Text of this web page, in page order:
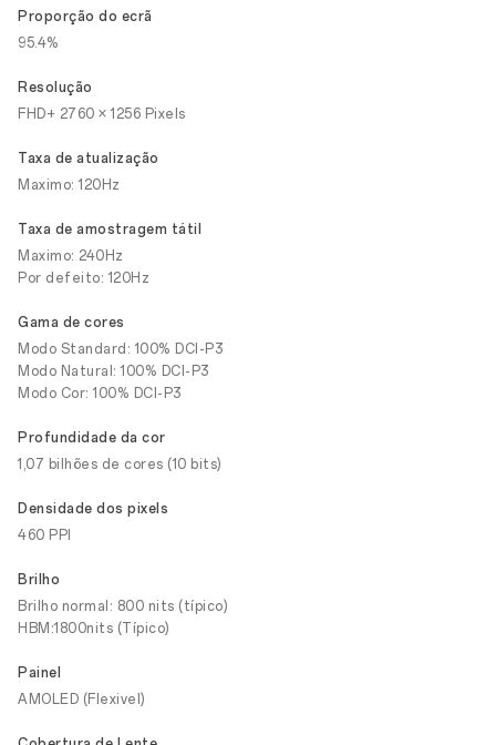
Proporção do ecrã
95.4%
Resolução
FHD+ 2760 × 1256 Pixels
Taxa de atualização
Maximo: 120Hz
Taxa de amostragem tátil
Maximo: 240Hz
Por defeito: 120Hz
Gama de cores
Modo Standard: 100% DCI-P3
Modo Natural: 100% DCI-P3
Modo Cor: 100% DCI-P3
Profundidade da cor
1,07 bilhões de cores (10 bits)
Densidade dos pixels
460 PPI
Brilho
Brilho normal: 800 nits (típico)
HBM:1800nits (Típico)
Painel
AMOLED (Flexivel)